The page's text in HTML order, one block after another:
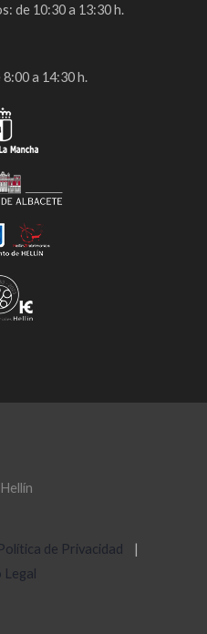
de 10:30 a 13:30 h.
a 14:30 h.
de Privacidad
|
Legal